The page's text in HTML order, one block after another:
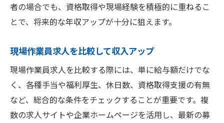
者の場合でも、資格取得や現場経験を積極的に重ねるこ
とで、将来的な年収アップが十分に狙えます。
現場作業員求人を比較して収入アップ
現場作業員求人を比較する際には、単に給与額だけでな
く、各種手当や福利厚生、休日数、資格取得支援の有無
など、総合的な条件をチェックすることが重要です。複
数の求人サイトや企業ホームページを活用し、最新の募